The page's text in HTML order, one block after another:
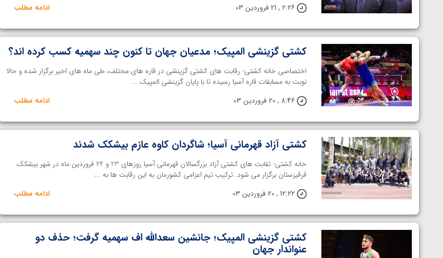
2:26 , 21 فروردین 03
ادامه مطلب
کشتی گزینشی المپیک؛ مدعیان جهان تا کنون چند سهمیه کسب کرده اند؟
اختصاصی خانه کشتی- رقابت های کشتی گزینشی در قاره های مختلف، طی ماه های اخیر برگزار شده و حالا
نوبت به مسابقات قاره آسیا رسیده تا با پایان گزینشی المپیک ...
8:46 , 20 فروردین 03
ادامه مطلب
کشتی آزاد قهرمانی آسیا؛ شاگردان کاوه عازم بیشکک شدند
خانه کشتی- تقابت های کشتی آزاد بزرگسالان قهرمانی آسیا روزهای 23 و 24 فروردین ماه در شهر بیشکک
قرقیزستان برگزار می شود. ترکیب تیم اعزامی کشورمان به این رقابت ها به ...
12:22 , 20 فروردین 03
ادامه مطلب
کشتی گزینشی المپیک؛ جانشین سعدالله اف سهمیه گرفت؛ حذف دو
عنواندار جهان
امین میرزازاده
ویدیو؛ باخت امین کاویانی نژاد مقابل مالخاز آمویان از
ارمنستان
ویدیو؛ صعود حسن یزدانی به فینال المپیک با برتری مقابل
ناظم امینه